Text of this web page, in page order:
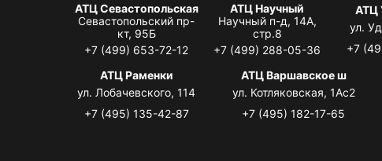
АТЦ Севастопольская
Севастопольский пр-
кт, 95Б
+7 (499) 653-72-12
АТЦ Научный
Научный п-д, 14А,
стр.8
+7 (499) 288-05-36
АТЦ
ул.
+7
АТЦ Раменки
ул. Лобачевского, 114
+7 (495) 135-42-87
АТЦ Варшавское ш
ул. Котляковская, 1Ас2
+7 (495) 182-17-65